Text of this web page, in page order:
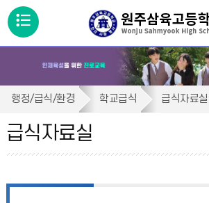
메
뉴
열
급
식
자
실
행정/급식/환경 학교급식 급식자료실
급식자료실